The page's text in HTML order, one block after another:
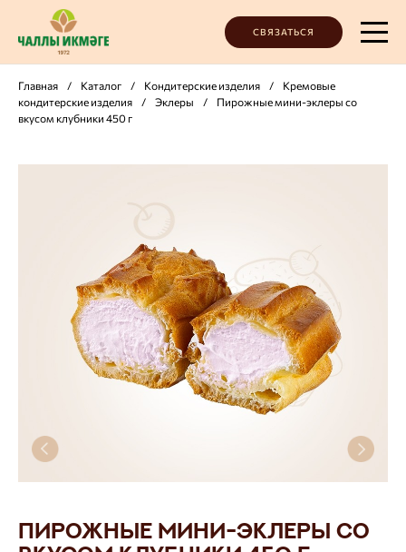
СВЯЗАТЬСЯ
Главная / Каталог / Кондитерские изделия /
Кремовые
кондитерские изделия
/ Эклеры /
Пирожные мини-эклеры со
вкусом клубники 450 г
Пирожные мини-эклеры со